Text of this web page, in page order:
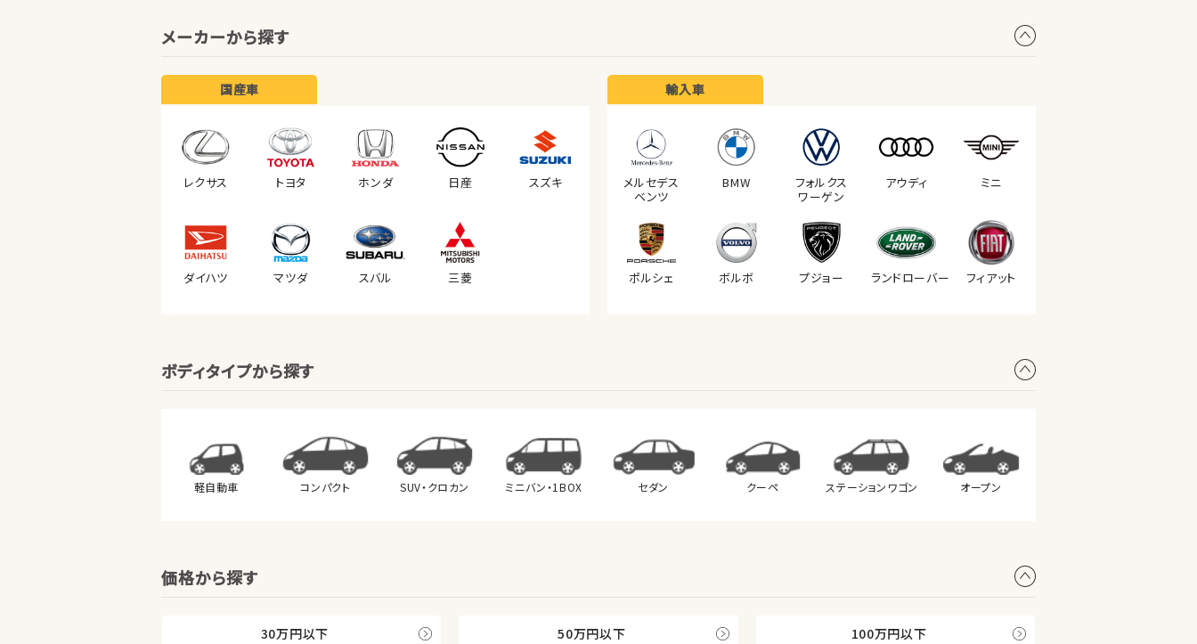
メーカーから探す
国産車
レクサス トヨタ ホンダ 日産 スズキ
ダイハツ マツダ スバル 三菱
輸入車
メルセデス
ベンツ
BMW
フォルクス
ワーゲン
アウディ ミニ
ポルシェ ボルボ プジョー ランドローバー フィアット
ボディタイプから探す
軽自動車 コンパクト SUV・クロカン ミニバン・1BOX セダン クーペ ステーション ワゴン オープン
価格から探す
30万円以下 50万円以下 100万円以下